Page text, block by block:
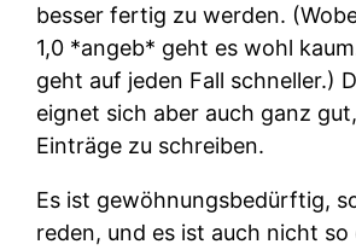
besser fertig zu werden.
1,0 *angeb* geht es wohl
geht auf jeden Fall schneller.)
eignet sich aber auch ganz
Einträge zu schreiben.
Es ist gewöhnungsbedürftig,
reden, und es ist auch nicht